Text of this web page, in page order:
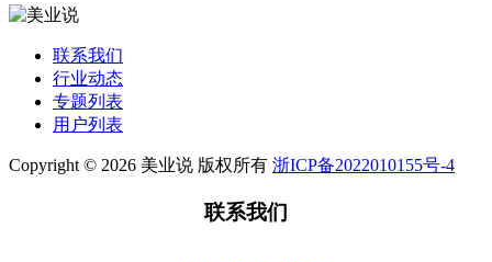
联系我们
行业动态
专题列表
用户列表
Copyright © 2026 美业说 版权所有 浙ICP备2022010155号-4
联系我们